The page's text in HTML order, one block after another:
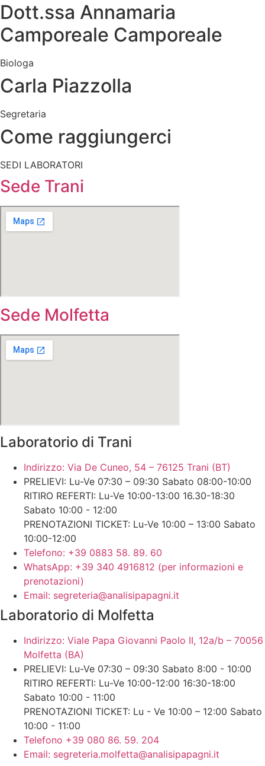
Dott.ssa Annamaria
Camporeale Camporeale
Biologa
Carla Piazzolla
Segretaria
Come raggiungerci
SEDI LABORATORI
Sede Trani
Sede Molfetta
Laboratorio di Trani
Indirizzo: Via De Cuneo, 54 – 76125 Trani (BT)
PRELIEVI: Lu-Ve 07:30 – 09:30 Sabato 08:00-10:00
RITIRO REFERTI: Lu-Ve 10:00-13:00 16.30-18:30
Sabato 10:00 - 12:00
PRENOTAZIONI TICKET: Lu-Ve 10:00 – 13:00 Sabato
10:00-12:00
Telefono: +39 0883 58. 89. 60
WhatsApp: +39 340 4916812 (per informazioni e
prenotazioni)
Email: segreteria@analisipapagni.it
Laboratorio di Molfetta
Indirizzo: Viale Papa Giovanni Paolo II, 12a/b – 70056
Molfetta (BA)
PRELIEVI: Lu-Ve 07:30 – 09:30 Sabato 8:00 - 10:00
RITIRO REFERTI: Lu-Ve 10:00-12:00 16:30-18:00
Sabato 10:00 - 11:00
PRENOTAZIONI TICKET: Lu - Ve 10:00 – 12:00 Sabato
10:00 - 11:00
Telefono +39 080 86. 59. 204
Email: segreteria.molfetta@analisipapagni.it